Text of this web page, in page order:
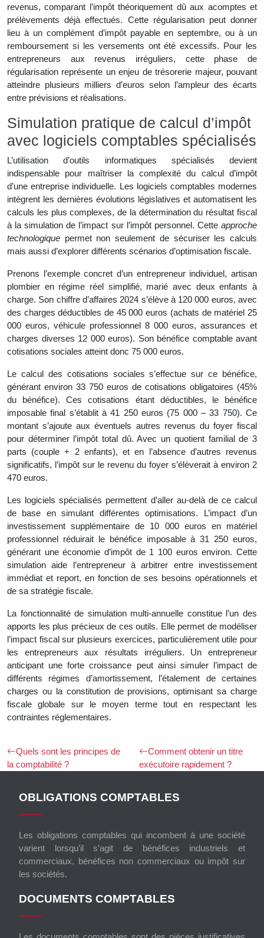
revenus, comparant l’impôt théoriquement dû aux acomptes et
prélèvements déjà effectués. Cette régularisation peut donner
lieu à un complément d’impôt payable en septembre, ou à un
remboursement si les versements ont été excessifs. Pour les
entrepreneurs aux revenus irréguliers, cette phase de
régularisation représente un enjeu de trésorerie majeur, pouvant
atteindre plusieurs milliers d’euros selon l’ampleur des écarts
entre prévisions et réalisations.
Simulation pratique de calcul d’impôt
avec logiciels comptables spécialisés
L’utilisation d’outils informatiques spécialisés devient
indispensable pour maîtriser la complexité du calcul d’impôt
d’une entreprise individuelle. Les logiciels comptables modernes
intègrent les dernières évolutions législatives et automatisent les
calculs les plus complexes, de la détermination du résultat fiscal
à la simulation de l’impact sur l’impôt personnel. Cette approche
technologique permet non seulement de sécuriser les calculs
mais aussi d’explorer différents scénarios d’optimisation fiscale.
Prenons l’exemple concret d’un entrepreneur individuel, artisan
plombier en régime réel simplifié, marié avec deux enfants à
charge. Son chiffre d’affaires 2024 s’élève à 120 000 euros, avec
des charges déductibles de 45 000 euros (achats de matériel 25
000 euros, véhicule professionnel 8 000 euros, assurances et
charges diverses 12 000 euros). Son bénéfice comptable avant
cotisations sociales atteint donc 75 000 euros.
Le calcul des cotisations sociales s’effectue sur ce bénéfice,
générant environ 33 750 euros de cotisations obligatoires (45%
du bénéfice). Ces cotisations étant déductibles, le bénéfice
imposable final s’établit à 41 250 euros (75 000 – 33 750). Ce
montant s’ajoute aux éventuels autres revenus du foyer fiscal
pour déterminer l’impôt total dû. Avec un quotient familial de 3
parts (couple + 2 enfants), et en l’absence d’autres revenus
significatifs, l’impôt sur le revenu du foyer s’élèverait à environ 2
470 euros.
Les logiciels spécialisés permettent d’aller au-delà de ce calcul
de base en simulant différentes optimisations. L’impact d’un
investissement supplémentaire de 10 000 euros en matériel
professionnel réduirait le bénéfice imposable à 31 250 euros,
générant une économie d’impôt de 1 100 euros environ. Cette
simulation aide l’entrepreneur à arbitrer entre investissement
immédiat et report, en fonction de ses besoins opérationnels et
de sa stratégie fiscale.
La fonctionnalité de simulation multi-annuelle constitue l’un des
apports les plus précieux de ces outils. Elle permet de modéliser
l’impact fiscal sur plusieurs exercices, particulièrement utile pour
les entrepreneurs aux résultats irréguliers. Un entrepreneur
anticipant une forte croissance peut ainsi simuler l’impact de
différents régimes d’amortissement, l’étalement de certaines
charges ou la constitution de provisions, optimisant sa charge
fiscale globale sur le moyen terme tout en respectant les
contraintes réglementaires.
Quels sont les principes de
la comptabilité ?
Comment obtenir un titre
exécutoire rapidement ?
OBLIGATIONS COMPTABLES
Les obligations comptables qui incombent à une société
varient lorsqu’il s’agit de bénéfices industriels et
commerciaux, bénéfices non commerciaux ou impôt sur
les sociétés.
DOCUMENTS COMPTABLES